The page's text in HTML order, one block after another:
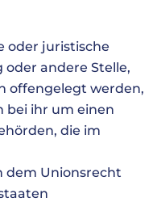
oder juristische
oder andere Stelle,
offengelegt werden,
bei ihr um einen
die im
dem Unionsrecht